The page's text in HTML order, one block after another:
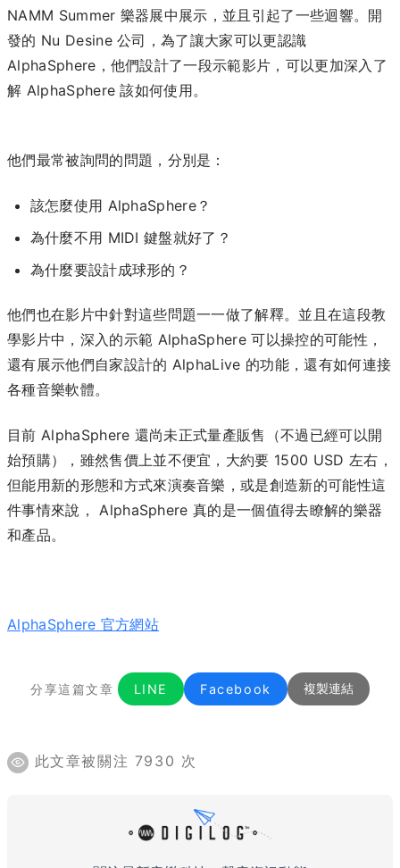
NAMM Summer 樂器展中展示，並且引起了一些迴響。開
發的 Nu Desine 公司，為了讓大家可以更認識
AlphaSphere，他們設計了一段示範影片，可以更加深入了
解 AlphaSphere 該如何使用。
他們最常被詢問的問題，分別是：
該怎麼使用 AlphaSphere？
為什麼不用 MIDI 鍵盤就好了？
為什麼要設計成球形的？
他們也在影片中針對這些問題一一做了解釋。並且在這段教
學影片中，深入的示範 AlphaSphere 可以操控的可能性，
還有展示他們自家設計的 AlphaLive 的功能，還有如何連接
各種音樂軟體。
目前 AlphaSphere 還尚未正式量產販售（不過已經可以開
始預購），雖然售價上並不便宜，大約要 1500 USD 左右，
但能用新的形態和方式來演奏音樂，或是創造新的可能性這
件事情來說， AlphaSphere 真的是一個值得去瞭解的樂器
和產品。
AlphaSphere 官方網站
分享這篇文章 LINE Facebook 複製連結
此文章被關注 7930 次